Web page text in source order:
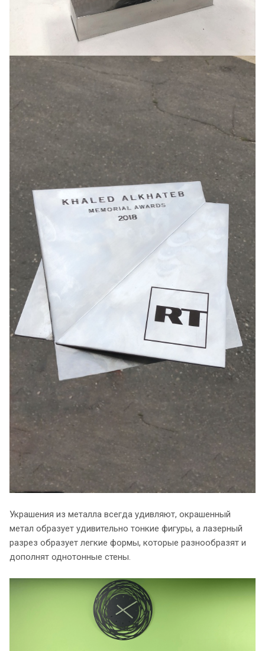
Украшения из металла всегда удивляют, окрашенный
метал образует удивительно тонкие фигуры, а лазерный
разрез образует легкие формы, которые разнообразят и
дополнят однотонные стены.